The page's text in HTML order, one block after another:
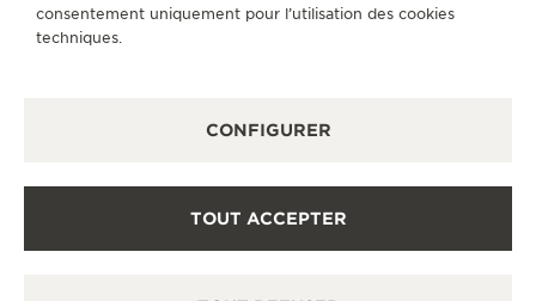
POLITIQUE DE CONFIDENTIALITÉ
FICHE RELATIVE AUX QUALITÉS ET CARACTÉRISTIQUES
consentement uniquement pour l’utilisation des cookies
techniques.
CONFIGURER
TOUT ACCEPTER